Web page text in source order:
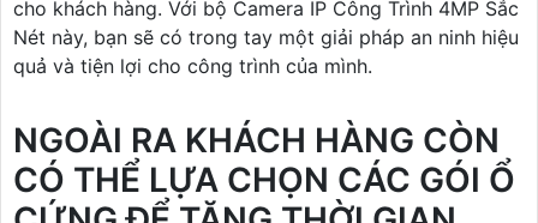
cho khách hàng. Với bộ Camera IP Công Trình 4MP Sắc
Nét này, bạn sẽ có trong tay một giải pháp an ninh hiệu
quả và tiện lợi cho công trình của mình.
NGOÀI RA KHÁCH HÀNG CÒN
CÓ THỂ LỰA CHỌN CÁC GÓI Ổ